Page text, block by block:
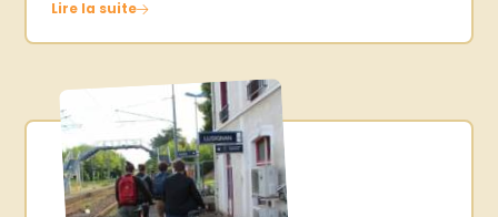
Lire la suite